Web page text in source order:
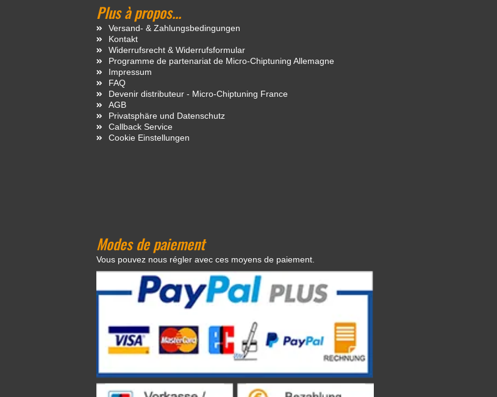
Plus à propos...
Versand- & Zahlungsbedingungen
Kontakt
Widerrufsrecht & Widerrufsformular
Programme de partenariat de Micro-Chiptuning Allemagne
Impressum
FAQ
Devenir distributeur - Micro-Chiptuning France
AGB
Privatsphäre und Datenschutz
Callback Service
Cookie Einstellungen
Modes de paiement
Vous pouvez nous régler avec ces moyens de paiement.